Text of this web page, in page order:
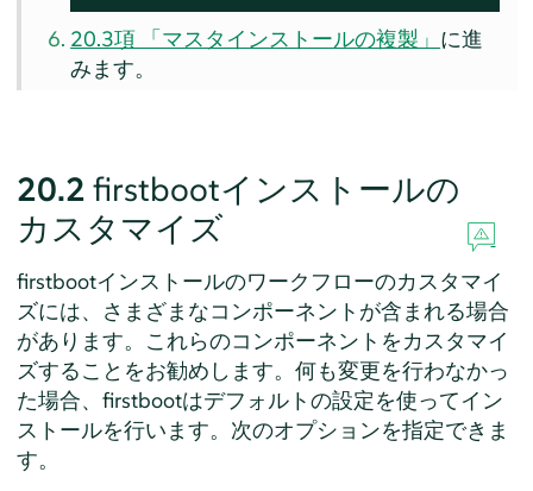
20.3項 「マスタインストールの複製」 に進
みます。
20.2 firstbootインストールの
カスタマイズ
firstbootインストールのワークフローのカスタマイ
ズには、さまざまなコンポーネントが含まれる場合
があります。これらのコンポーネントをカスタマイ
ズすることをお勧めします。何も変更を行わなかっ
た場合、firstbootはデフォルトの設定を使ってイン
ストールを行います。次のオプションを指定できま
す。